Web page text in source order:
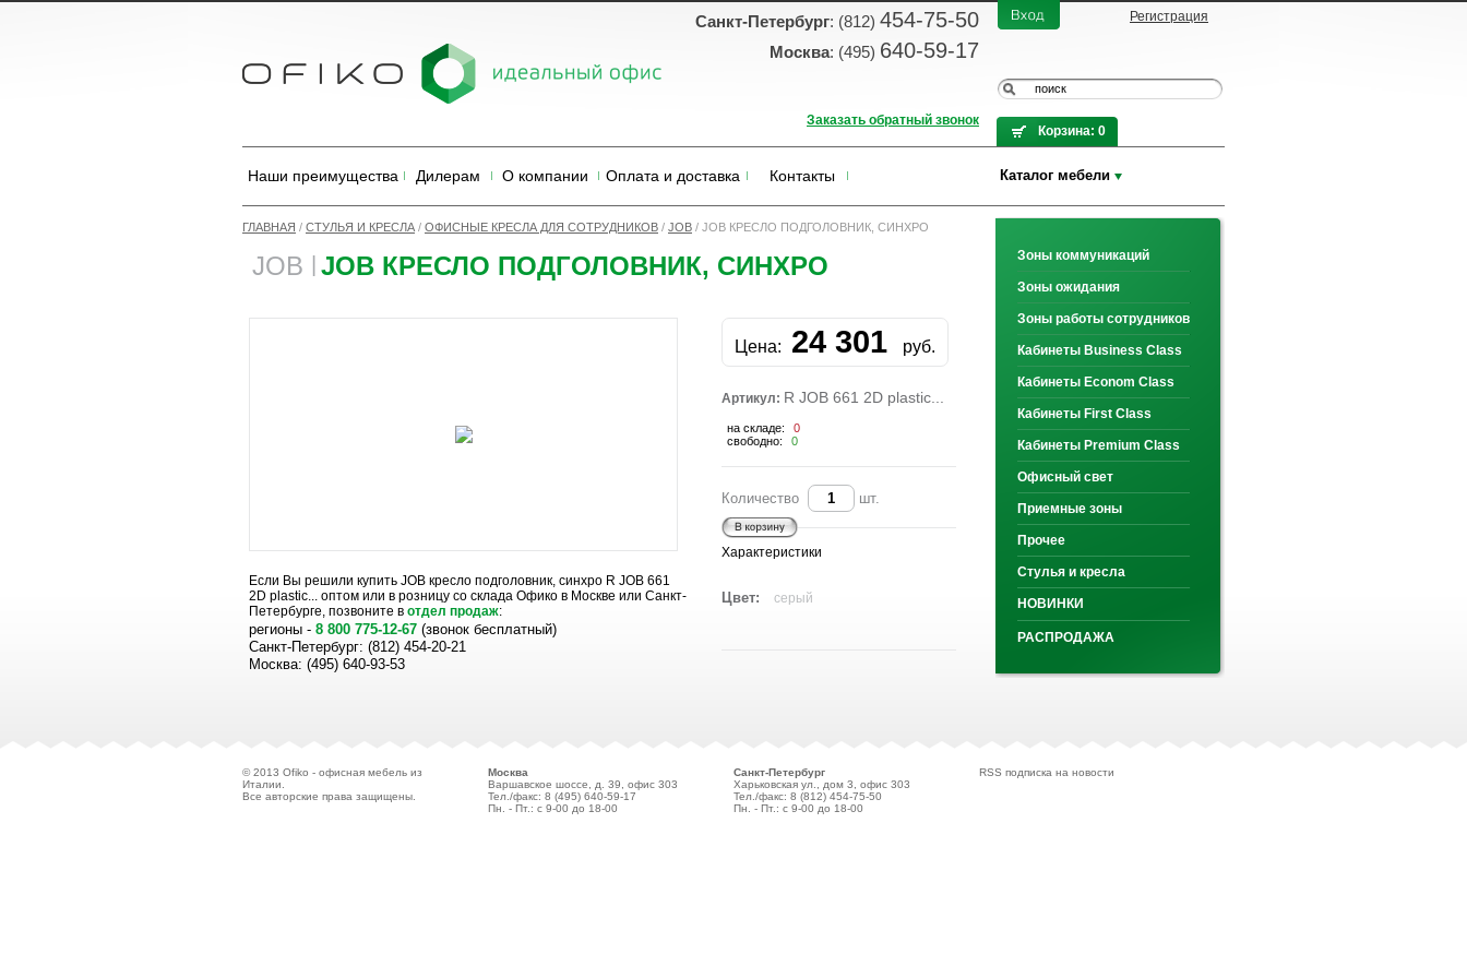
Санкт-Петербург: (812) 454-75-50
Москва: (495) 640-59-17
Заказать обратный звонок
Регистрация
Корзина: 0
Наши преимущества Дилерам О компании Оплата и доставка Контакты Каталог мебели
ГЛАВНАЯ / СТУЛЬЯ И КРЕСЛА / ОФИСНЫЕ КРЕСЛА ДЛЯ СОТРУДНИКОВ / JOB / JOB КРЕСЛО ПОДГОЛОВНИК, СИНХРО
JOB JOB КРЕСЛО ПОДГОЛОВНИК, СИНХРО
Если Вы решили купить JOB кресло подголовник, синхро R JOB 661
2D plastic... оптом или в розницу со склада Офико в Москве или Санкт-
Петербурге, позвоните в отдел продаж:
регионы - 8 800 775-12-67 (звонок бесплатный)
Санкт-Петербург: (812) 454-20-21
Москва: (495) 640-93-53
Цена: 24 301 руб.
Артикул: R JOB 661 2D plastic...
на складе:
0
свободно:
0
Количество шт.
Характеристики
Цвет: серый
Зоны коммуникаций
Зоны ожидания
Зоны работы сотрудников
Кабинеты Business Class
Кабинеты Econom Class
Кабинеты First Class
Кабинеты Premium Class
Офисный свет
Приемные зоны
Прочее
Стулья и кресла
НОВИНКИ
РАСПРОДАЖА
© 2013 Ofiko - офисная мебель из
Италии.
Все авторские права защищены.
Москва
Варшавское шоссе, д. 39, офис 303
Тел./факс: 8 (495) 640-59-17
Пн. - Пт.: с 9-00 до 18-00
Санкт-Петербург
Харьковская ул., дом 3, офис 303
Тел./факс: 8 (812) 454-75-50
Пн. - Пт.: с 9-00 до 18-00
RSS подписка на новости